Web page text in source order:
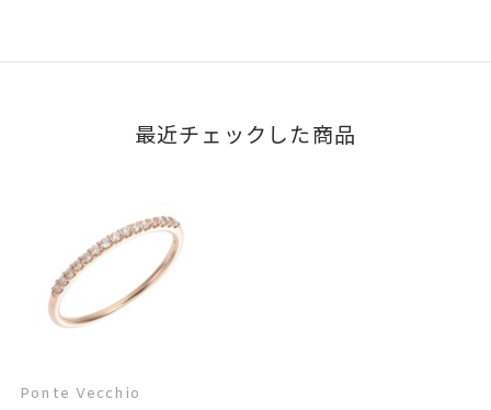
最近チェックした商品
Ponte Vecchio